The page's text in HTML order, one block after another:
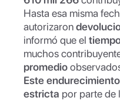
Hasta esa misma
autorizaron
informó que el
muchos
promedio
Este
estricta por parte de